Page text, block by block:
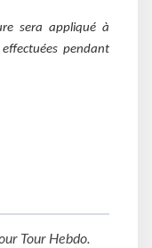
sera appliqué à
pendant
Tour Hebdo.